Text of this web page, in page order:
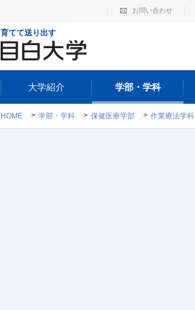
育てて送り出す
お問い合わせ
大学紹介 学部・学科
HOME 学部・学科 保健医療学部 作業療法学科